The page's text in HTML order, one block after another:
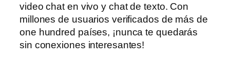
video chat en vivo y chat de texto. Con
millones de usuarios verificados de más de
one hundred países, ¡nunca te quedarás
sin conexiones interesantes!